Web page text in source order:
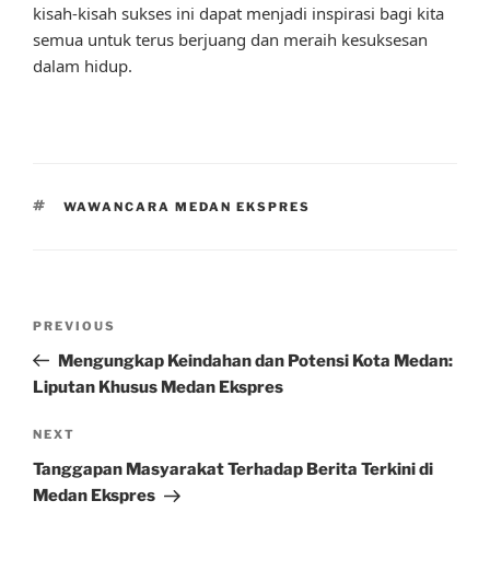
kisah-kisah sukses ini dapat menjadi inspirasi bagi kita
semua untuk terus berjuang dan meraih kesuksesan
dalam hidup.
TAGS
WAWANCARA MEDAN EKSPRES
Previous
Post
PREVIOUS
Mengungkap Keindahan dan Potensi Kota Medan:
Liputan Khusus Medan Ekspres
Next
Post
NEXT
Tanggapan Masyarakat Terhadap Berita Terkini di
Medan Ekspres